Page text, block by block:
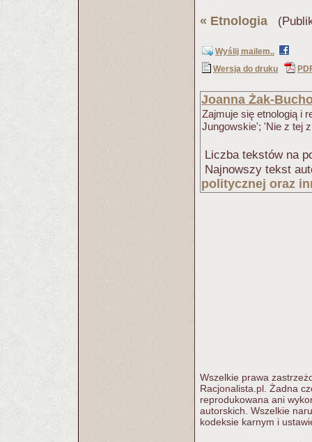
« Etnologia
Wyślij mailem..
Wersja do druku
Joanna Żak-
Zajmuje się etnologią i
Jungowskie'; 'Nie z tej
Liczba tekstów na
Najnowszy tekst
politycznej oraz
Wszelkie prawa
Racjonalista.pl. Żadna
reprodukowana ani
autorskich. Wszelkie
kodeksie karnym i